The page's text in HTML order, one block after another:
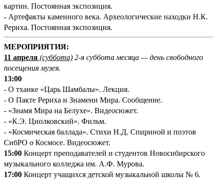
картин. Постоянная экспозиция.
- Артефакты каменного века. Археологические находки Н.К.
Рериха. Постоянная экспозиция.
МЕРОПРИЯТИЯ:
11 апреля (суббота) 2-я суббота месяца — день свободного
посещения музея.
13:00
- О тханке «Царь Шамбалы». Лекция.
- О Пакте Рериха и Знамени Мира. Сообщение.
- «Знамя Мира на Белухе». Видеосюжет.
- «К.Э. Циолковский». Фильм.
- «Космическая баллада». Стихи Н.Д. Спириной и поэтов
СибРО о Космосе. Видеосюжет.
15:00 Концерт преподавателей и студентов Новосибирского
музыкального колледжа им. А.Ф. Мурова.
17:00 Концерт учащихся детской музыкальной школы № 6.